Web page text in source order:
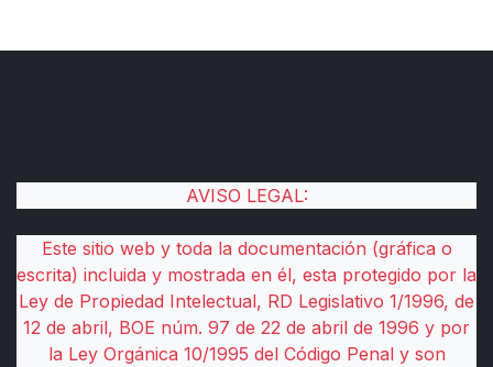
AVISO LEGAL:
Este sitio web y toda la documentación (gráfica o
escrita) incluida y mostrada en él, esta protegido por la
Ley de Propiedad Intelectual, RD Legislativo 1/1996, de
12 de abril, BOE núm. 97 de 22 de abril de 1996 y por
la Ley Orgánica 10/1995 del Código Penal y son